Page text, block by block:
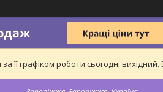
її графіком роботи сьогодні